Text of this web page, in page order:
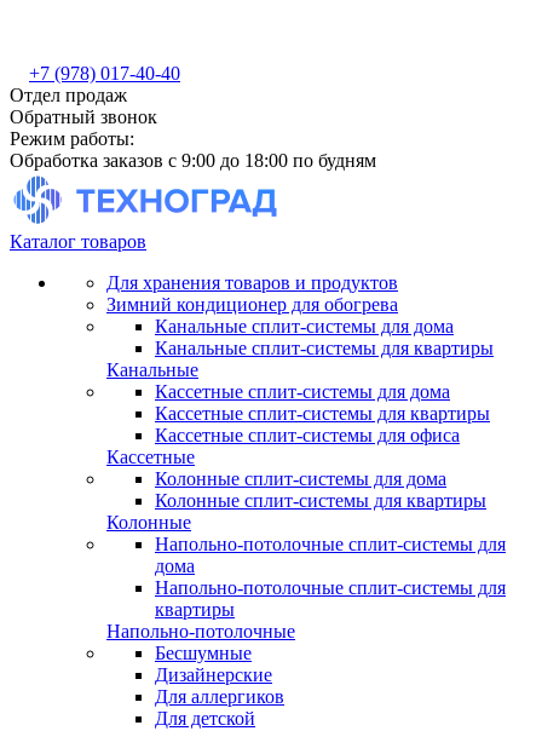
+7 (978) 017-40-40
Отдел продаж
Обратный звонок
Режим работы:
Обработка заказов с 9:00 до 18:00 по будням
Каталог товаров
Для хранения товаров и продуктов
Зимний кондиционер для обогрева
Канальные сплит-системы для дома
Канальные сплит-системы для квартиры
Канальные
Кассетные сплит-системы для дома
Кассетные сплит-системы для квартиры
Кассетные сплит-системы для офиса
Кассетные
Колонные сплит-системы для дома
Колонные сплит-системы для квартиры
Колонные
Напольно-потолочные сплит-системы для
дома
Напольно-потолочные сплит-системы для
квартиры
Напольно-потолочные
Бесшумные
Дизайнерские
Для аллергиков
Для детской